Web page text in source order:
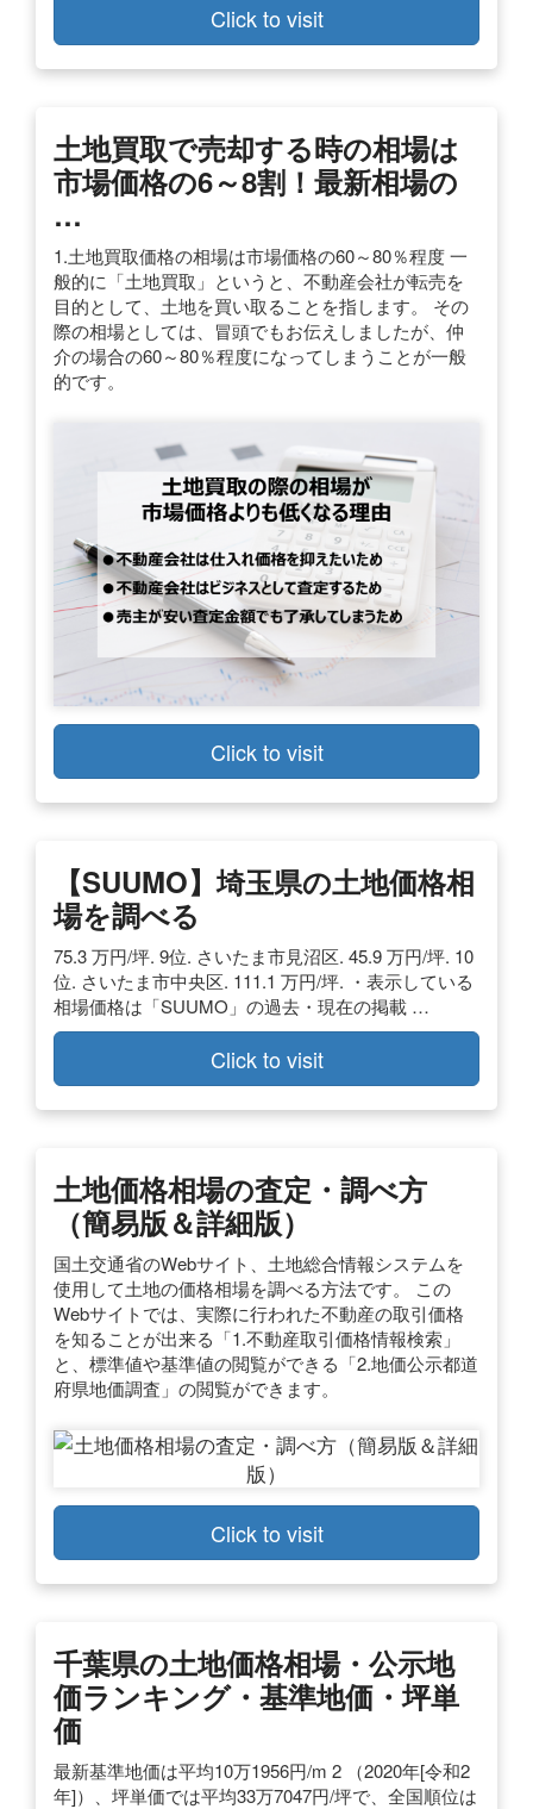
Click to visit
土地買取で売却する時の相場は
市場価格の6～8割！最新相場の
…
1.土地買取価格の相場は市場価格の60～80％程度 一
般的に「土地買取」というと、不動産会社が転売を
目的として、土地を買い取ることを指します。 その
際の相場としては、冒頭でもお伝えしましたが、仲
介の場合の60～80％程度になってしまうことが一般
的です。
Click to visit
【SUUMO】埼玉県の土地価格相
場を調べる
75.3 万円/坪. 9位. さいたま市見沼区. 45.9 万円/坪. 10
位. さいたま市中央区. 111.1 万円/坪. ・表示している
相場価格は「SUUMO」の過去・現在の掲載 …
Click to visit
土地価格相場の査定・調べ方
（簡易版＆詳細版）
国土交通省のWebサイト、土地総合情報システムを
使用して土地の価格相場を調べる方法です。 この
Webサイトでは、実際に行われた不動産の取引価格
を知ることが出来る「1.不動産取引価格情報検索」
と、標準値や基準値の閲覧ができる「2.地価公示都道
府県地価調査」の閲覧ができます。
Click to visit
千葉県の土地価格相場・公示地
価ランキング・基準地価・坪単
価
最新基準地価は平均10万1956円/m 2 （2020年[令和2
年]）、坪単価では平均33万7047円/坪で、全国順位は